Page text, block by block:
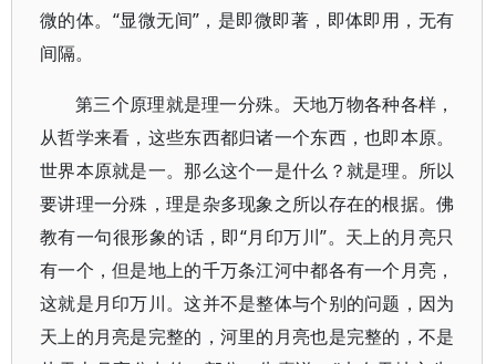
微的体。“显微无间”，是即微即著，即体即用，无有
间隔。
第三个原理就是理一分殊。天地万物各种各样，
从哲学来看，这些东西都归诸一个东西，也即本原。
世界本原就是一。那么这个一是什么？就是理。所以
要讲理一分殊，理是杂多现象之所以存在的根据。佛
教有一句很形象的话，即“月印万川”。天上的月亮只
有一个，但是地上的千万条江河中都各有一个月亮，
这就是月印万川。这并不是整体与个别的问题，因为
天上的月亮是完整的，河里的月亮也是完整的，不是